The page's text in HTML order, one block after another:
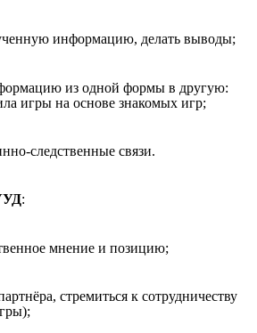
информацию, делать выводы;
из одной формы в другую:
игры на основе знакомых игр;
следственные связи.
:
мнение и позицию;
стремиться к сотрудничеству